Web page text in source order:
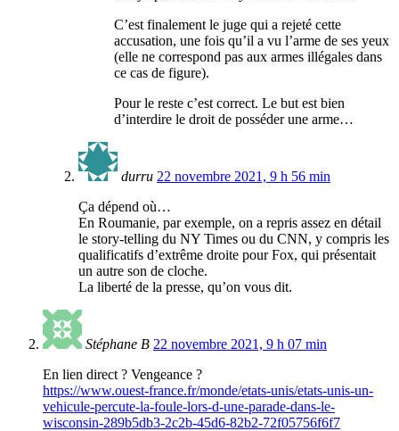
C’est finalement le juge qui a rejeté cette
accusation, une fois qu’il a vu l’arme de ses yeux
(elle ne correspond pas aux armes illégales dans
ce cas de figure).
Pour le reste c’est correct. Le but est bien
d’interdire le droit de posséder une arme…
durru 22 novembre 2021, 9 h 56 min
Ça dépend où…
En Roumanie, par exemple, on a repris assez en détail
le story-telling du NY Times ou du CNN, y compris les
qualificatifs d’extrême droite pour Fox, qui présentait
un autre son de cloche.
La liberté de la presse, qu’on vous dit.
Stéphane B 22 novembre 2021, 9 h 07 min
En lien direct ? Vengeance ?
https://www.ouest-france.fr/monde/etats-unis/etats-unis-un-
vehicule-percute-la-foule-lors-d-une-parade-dans-le-
wisconsin-289b5db3-2c2b-45d6-82b2-72f05756f6f7